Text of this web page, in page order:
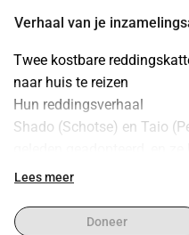
Verhaal van je
Twee kostbare
naar huis te reizen
Hun reddingsverhaal
Shado (Schotse) en Taio
gehad, maar helaas gaat
het verliezen van zijn
Lees meer
Doneer